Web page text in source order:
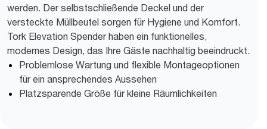
werden. Der selbstschließende Deckel und der
versteckte Müllbeutel sorgen für Hygiene und Komfort.
Tork Elevation Spender haben ein funktionelles,
modernes Design, das Ihre Gäste nachhaltig beeindruckt.
Problemlose Wartung und flexible Montageoptionen
für ein ansprechendes Aussehen
Platzsparende Größe für kleine Räumlichkeiten